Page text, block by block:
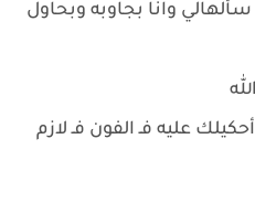
وانا بجاوبه وبحاول
عليه فـ الفون فـ لازم